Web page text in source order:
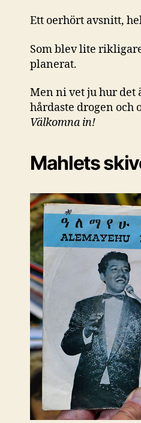
Ett oerhört avsnitt,
Som blev lite
planerat.
Men ni vet ju hur det
hårdaste drogen och
Välkomna in!
Mahlets